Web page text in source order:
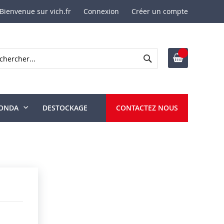
Bienvenue sur vich.fr Connexion Créer un compte
Rechercher
DESTOCKAGE CONTACTEZ NOUS